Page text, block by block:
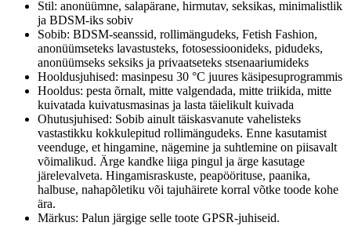
Stil: anonüümne, salapärane, hirmutav, seksikas, minimalistlik
ja BDSM-iks sobiv
Sobib: BDSM-seanssid, rollimängudeks, Fetish Fashion,
anonüümseteks lavastusteks, fotosessioonideks, pidudeks,
anonüümseks seksiks ja privaatseteks stsenaariumideks
Hooldusjuhised: masinpesu 30 °C juures käsipesuprogrammis
Hooldus: pesta õrnalt, mitte valgendada, mitte triikida, mitte
kuivatada kuivatusmasinas ja lasta täielikult kuivada
Ohutusjuhised: Sobib ainult täiskasvanute vahelisteks
vastastikku kokkulepitud rollimängudeks. Enne kasutamist
veenduge, et hingamine, nägemine ja suhtlemine on piisavalt
võimalikud. Ärge kandke liiga pingul ja ärge kasutage
järelevalveta. Hingamisraskuste, peapöörituse, paanika,
halbuse, nahapõletiku või tajuhäirete korral võtke toode kohe
ära.
Märkus: Palun järgige selle toote GPSR-juhiseid.